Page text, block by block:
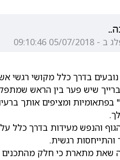
09:10:46
בדרך כלל מקושי רגשי
שיש פער בין הראש
ומציפים אותך
והנפש מעידות בדרך כלל
והתייחסות רגשית.
שאת מתארת כי חלק מהתכנים